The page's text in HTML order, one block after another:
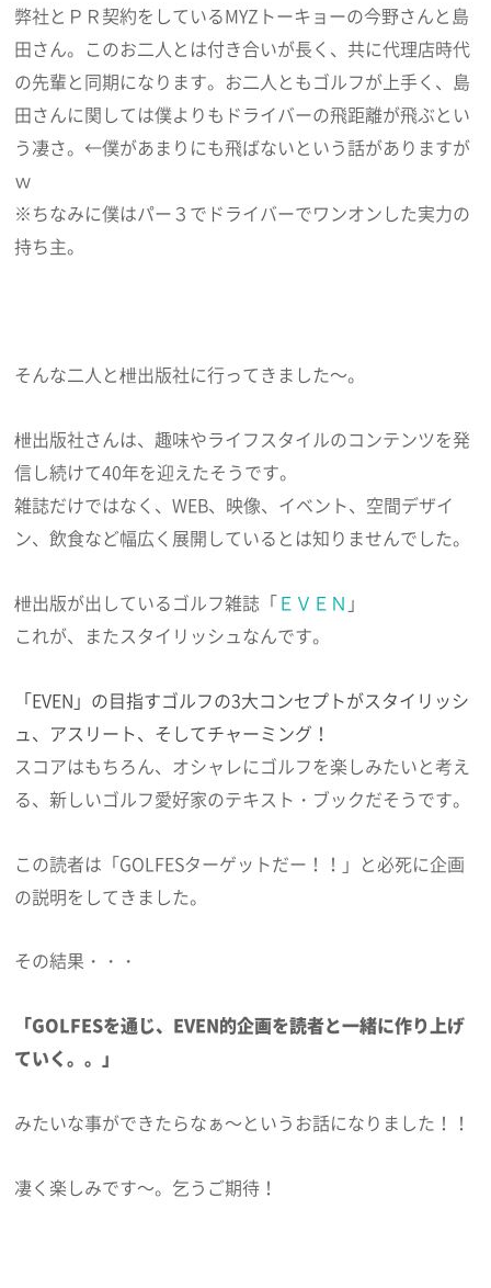
弊社とＰＲ契約をしているMYZトーキョーの今野さんと島
田さん。このお二人とは付き合いが長く、共に代理店時代
の先輩と同期になります。お二人ともゴルフが上手く、島
田さんに関しては僕よりもドライバーの飛距離が飛ぶとい
う凄さ。←僕があまりにも飛ばないという話がありますが
ｗ
※ちなみに僕はパー３でドライバーでワンオンした実力の
持ち主。
そんな二人と枻出版社に行ってきました～。
枻出版社さんは、趣味やライフスタイルのコンテンツを発
信し続けて40年を迎えたそうです。
雑誌だけではなく、WEB、映像、イベント、空間デザイ
ン、飲食など幅広く展開しているとは知りませんでした。
枻出版が出しているゴルフ雑誌「ＥＶＥＮ 」
これが、またスタイリッシュなんです。
「EVEN」の目指すゴルフの3大コンセプトがスタイリッシ
ュ、アスリート、そしてチャーミング！
スコアはもちろん、オシャレにゴルフを楽しみたいと考え
る、新しいゴルフ愛好家のテキスト・ブックだそうです。
この読者は「GOLFESターゲットだー！！」と必死に企画
の説明をしてきました。
その結果・・・
「GOLFESを通じ、EVEN的企画を読者と一緒に作り上げ
ていく。。」
みたいな事ができたらなぁ～というお話になりました！！
凄く楽しみです～。乞うご期待！